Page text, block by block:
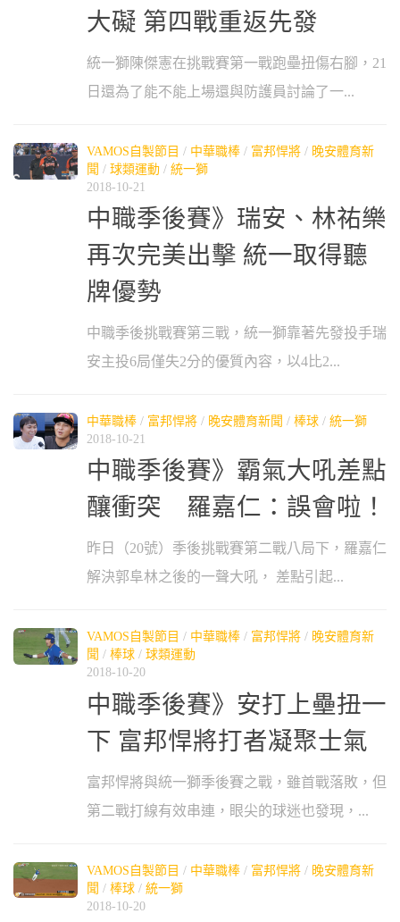
大礙 第四戰重返先發
統一獅陳傑憲在挑戰賽第一戰跑壘扭傷右腳，21
日還為了能不能上場還與防護員討論了一...
VAMOS自製節目 / 中華職棒 / 富邦悍將 / 晚安體育新
聞 / 球類運動 / 統一獅
2018-10-21
中職季後賽》瑞安、林祐樂
再次完美出擊 統一取得聽
牌優勢
中職季後挑戰賽第三戰，統一獅靠著先發投手瑞
安主投6局僅失2分的優質內容，以4比2...
中華職棒 / 富邦悍將 / 晚安體育新聞 / 棒球 / 統一獅
2018-10-21
中職季後賽》霸氣大吼差點
釀衝突 羅嘉仁：誤會啦！
昨日（20號）季後挑戰賽第二戰八局下，羅嘉仁
解決郭阜林之後的一聲大吼， 差點引起...
VAMOS自製節目 / 中華職棒 / 富邦悍將 / 晚安體育新
聞 / 棒球 / 球類運動
2018-10-20
中職季後賽》安打上壘扭一
下 富邦悍將打者凝聚士氣
富邦悍將與統一獅季後賽之戰，雖首戰落敗，但
第二戰打線有效串連，眼尖的球迷也發現，...
VAMOS自製節目 / 中華職棒 / 富邦悍將 / 晚安體育新
聞 / 棒球 / 統一獅
2018-10-20